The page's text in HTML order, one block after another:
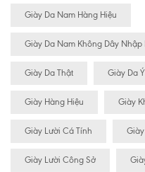
Giày Da Nam Hàng Hiệu
Giày Da Nam Không Dây Nhập
Giày Da Thật Giày Da Ý
Giày Hàng Hiệu Giày
Giày Lười Cá Tính
Giày Lười Công Sở